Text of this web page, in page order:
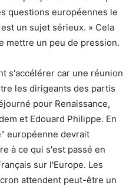
questions européennes le
un sujet sérieux. » Cela
mettre un peu de pression.
s'accélérer car une réunion
les dirigeants des partis
pour Renaissance,
et Edouard Philippe. En
européenne devrait
à ce qui s'est passé en
sur l'Europe. Les
attendent peut-être un